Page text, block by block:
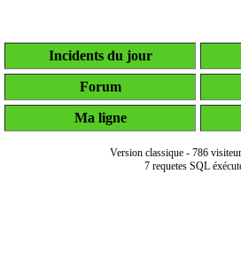
Incidents du jour
Forum
Ma ligne
Version classique - 786
7 requetes SQL